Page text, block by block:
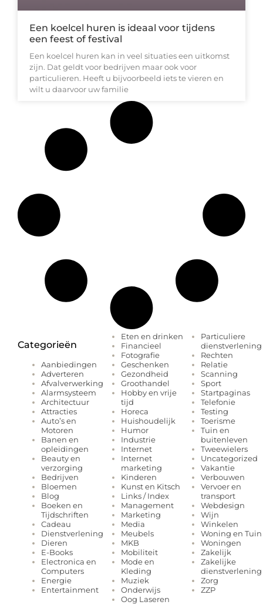
Een koelcel huren is ideaal voor tijdens
een feest of festival
Een koelcel huren kan in veel situaties een uitkomst
zijn. Dat geldt voor bedrijven maar ook voor
particulieren. Heeft u bijvoorbeeld iets te vieren en
wilt u daarvoor uw familie
Categorieën
Aanbiedingen
Adverteren
Afvalverwerking
Alarmsysteem
Architectuur
Attracties
Auto’s en
Motoren
Banen en
opleidingen
Beauty en
verzorging
Bedrijven
Bloemen
Blog
Boeken en
Tijdschriften
Cadeau
Dienstverlening
Dieren
E-Books
Electronica en
Computers
Energie
Entertainment
Eten en drinken
Financieel
Fotografie
Geschenken
Gezondheid
Groothandel
Hobby en vrije
tijd
Horeca
Huishoudelijk
Humor
Industrie
Internet
Internet
marketing
Kinderen
Kunst en Kitsch
Links / Index
Management
Marketing
Media
Meubels
MKB
Mobiliteit
Mode en
Kleding
Muziek
Onderwijs
Oog Laseren
Particuliere
dienstverlening
Rechten
Relatie
Scanning
Sport
Startpaginas
Telefonie
Testing
Toerisme
Tuin en
buitenleven
Tweewielers
Uncategorized
Vakantie
Verbouwen
Vervoer en
transport
Webdesign
Wijn
Winkelen
Woning en Tuin
Woningen
Zakelijk
Zakelijke
dienstverlening
Zorg
ZZP